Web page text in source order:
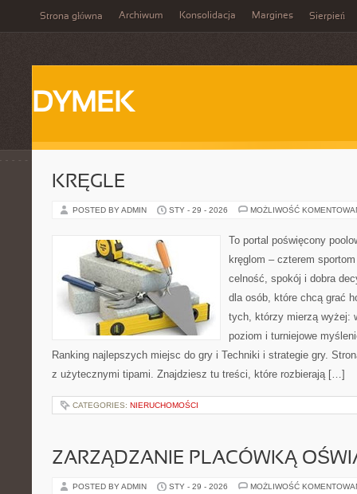
Strona główna Archiwum Konsolidacja Margines Sierpień
DYMEK
KRĘGLE
POSTED BY ADMIN STY - 29 - 2026 MOŻLIWOŚĆ
To portal poświęcony
kręglom – czterem
celność, spokój i dobra
dla osób, które chcą grać
tych, którzy mierzą wyżej:
poziom i turniejowe
Ranking najlepszych miejsc do gry i Techniki i strategie gry.
z użytecznymi tipami. Znajdziesz tu treści, które rozbierają […]
CATEGORIES: NIERUCHOMOŚCI
ZARZĄDZANIE PLACÓWKĄ
POSTED BY ADMIN STY - 29 - 2026 MOŻLIWOŚĆ